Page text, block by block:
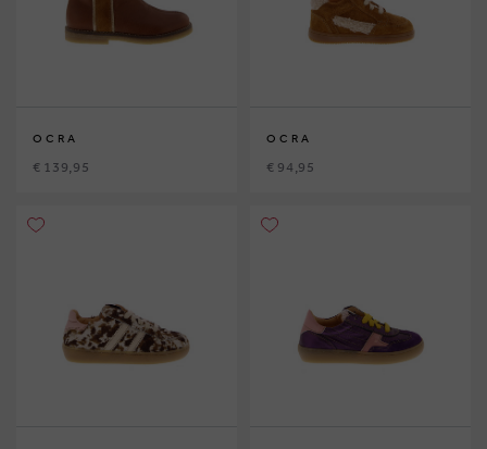
OCRA
€ 139,95
OCRA
€ 94,95